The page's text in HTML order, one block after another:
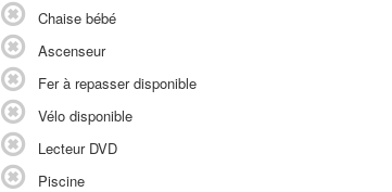
Chaise bébé
Ascenseur
Fer à repasser disponible
Vélo disponible
Lecteur DVD
Piscine